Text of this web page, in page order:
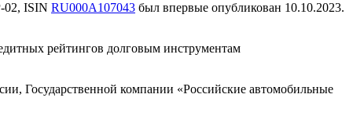
02, ISIN RU000A107043 был впервые опубликован 10.10.2023.
рейтингов долговым инструментам
Государственной компании «Российские автомобильные